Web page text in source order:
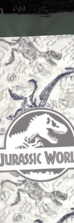
VIEW ALL...